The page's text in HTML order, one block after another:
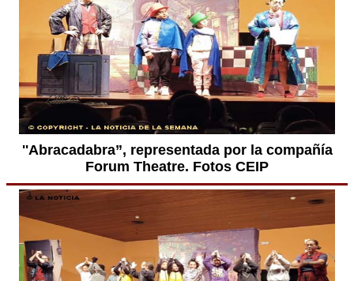
''Abracadabra”, representada por la compañía
Forum Theatre. Fotos CEIP